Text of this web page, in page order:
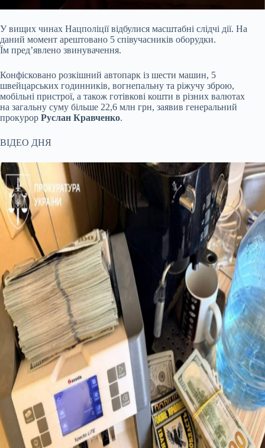
У вищих чинах Нацполіції відбулися масштабні слідчі дії. На
даний момент арештовано 5 співучасників оборудки.
Їм пред’явлено звинувачення.
Конфісковано розкішний автопарк із шести машин, 5
швейцарських годинників, вогнепальну та ріжучу зброю,
мобільні пристрої, а також готівкові кошти в різних валютах
на загальну суму більше 22,6 млн грн, заявив генеральний
прокурор Руслан Кравченко.
ВІДЕО ДНЯ